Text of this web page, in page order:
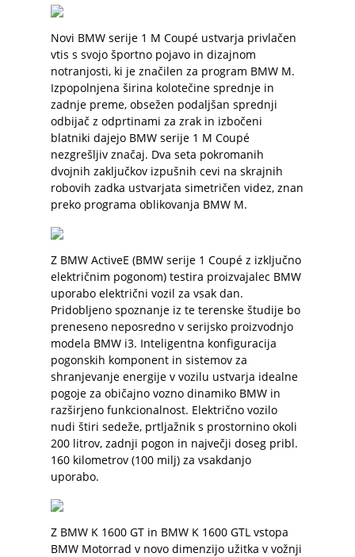
Novi BMW serije 1 M Coupé ustvarja privlačen
vtis s svojo športno pojavo in dizajnom
notranjosti, ki je značilen za program BMW M.
Izpopolnjena širina kolotečine sprednje in
zadnje preme, obsežen podaljšan sprednji
odbijač z odprtinami za zrak in izbočeni
blatniki dajejo BMW serije 1 M Coupé
nezgrešljiv značaj. Dva seta pokromanih
dvojnih zaključkov izpušnih cevi na skrajnih
robovih zadka ustvarjata simetričen videz, znan
preko programa oblikovanja BMW M.
Z BMW ActiveE (BMW serije 1 Coupé z izključno
električnim pogonom) testira proizvajalec BMW
uporabo električni vozil za vsak dan.
Pridobljeno spoznanje iz te terenske študije bo
preneseno neposredno v serijsko proizvodnjo
modela BMW i3. Inteligentna konfiguracija
pogonskih komponent in sistemov za
shranjevanje energije v vozilu ustvarja idealne
pogoje za običajno vozno dinamiko BMW in
razširjeno funkcionalnost. Električno vozilo
nudi štiri sedeže, prtljažnik s prostornino okoli
200 litrov, zadnji pogon in največji doseg pribl.
160 kilometrov (100 milj) za vsakdanjo
uporabo.
Z BMW K 1600 GT in BMW K 1600 GTL vstopa
BMW Motorrad v novo dimenzijo užitka v vožnji